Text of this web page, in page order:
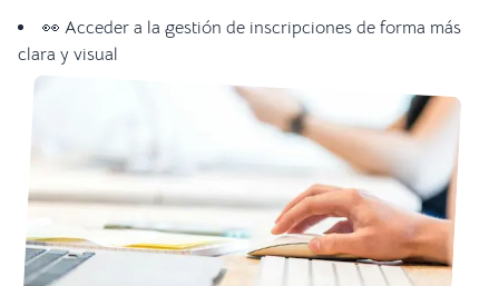
👀 Acceder a la gestión de inscripciones de forma más
clara y visual